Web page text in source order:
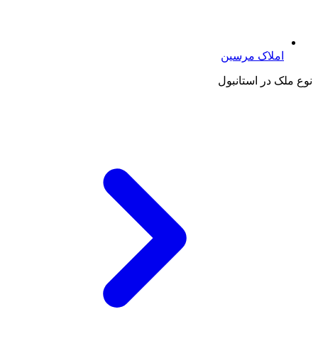
املاک مرسین
نوع ملک در استانبول